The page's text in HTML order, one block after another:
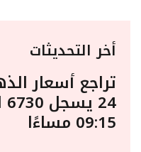
أخر التحديثات
تراجع أسعار
09:15 مساءًا